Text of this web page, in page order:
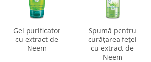
Gel purificator
cu extract de
Neem
Spumă pentru
curăţarea feţei
cu extract de
Neem